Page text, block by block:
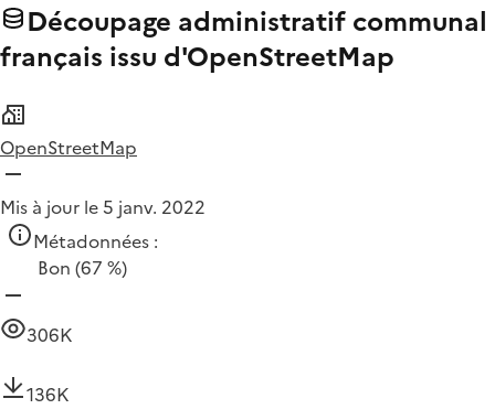
Découpage administratif communal
français issu d'OpenStreetMap
OpenStreetMap
Mis à jour le 5 janv. 2022
Métadonnées :
Bon (67 %)
306K
136K